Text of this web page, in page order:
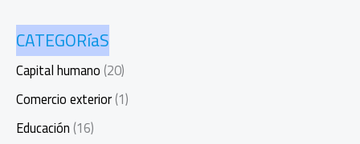
CATEGORíaS
Capital humano(20)
Comercio exterior(1)
Educación(16)